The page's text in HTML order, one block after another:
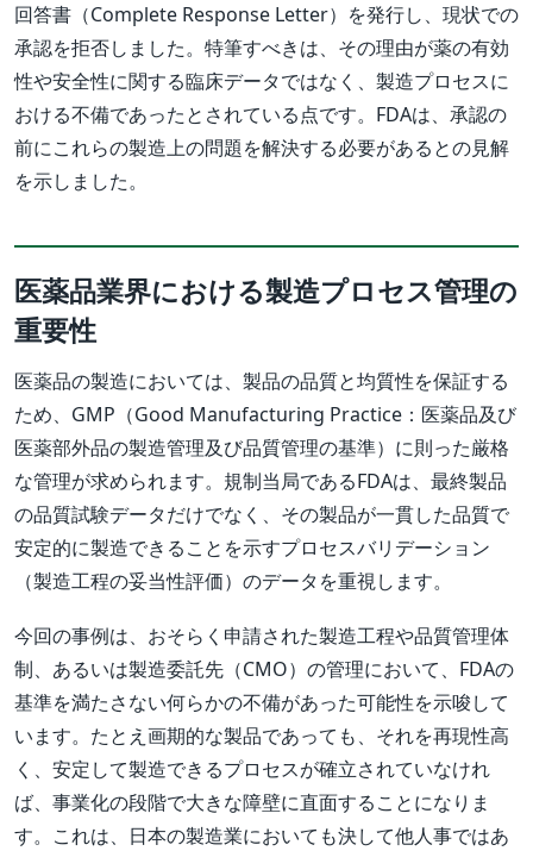
回答書（Complete Response Letter）を発行し、現状での
承認を拒否しました。特筆すべきは、その理由が薬の有効
性や安全性に関する臨床データではなく、製造プロセスに
おける不備であったとされている点です。FDAは、承認の
前にこれらの製造上の問題を解決する必要があるとの見解
を示しました。
医薬品業界における製造プロセス管理の
重要性
医薬品の製造においては、製品の品質と均質性を保証する
ため、GMP（Good Manufacturing Practice：医薬品及び
医薬部外品の製造管理及び品質管理の基準）に則った厳格
な管理が求められます。規制当局であるFDAは、最終製品
の品質試験データだけでなく、その製品が一貫した品質で
安定的に製造できることを示すプロセスバリデーション
（製造工程の妥当性評価）のデータを重視します。
今回の事例は、おそらく申請された製造工程や品質管理体
制、あるいは製造委託先（CMO）の管理において、FDAの
基準を満たさない何らかの不備があった可能性を示唆して
います。たとえ画期的な製品であっても、それを再現性高
く、安定して製造できるプロセスが確立されていなけれ
ば、事業化の段階で大きな障壁に直面することになりま
す。これは、日本の製造業においても決して他人事ではあ